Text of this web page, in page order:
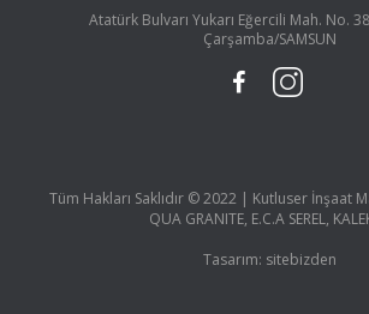
Atatürk Bulvarı Yukarı Eğercili Mah. No.
Çarşamba/SAMSUN
Tüm Hakları Saklıdır © 2022 | Kutluser İnşaat
QUA GRANITE, E.C.A SEREL,
Tasarım: sitebizden